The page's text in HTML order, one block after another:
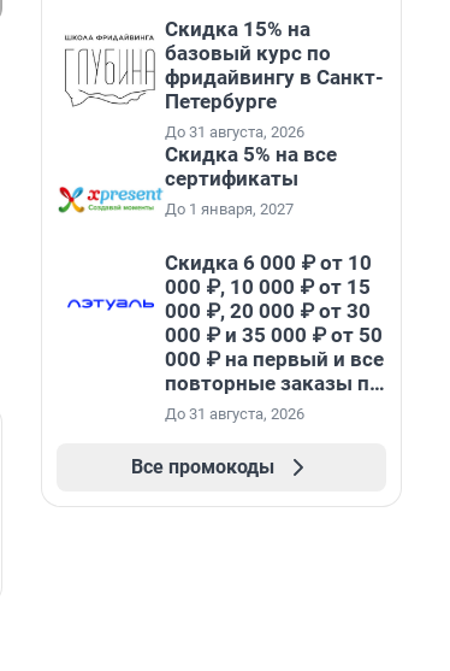
Скидка 15% на
базовый курс по
фридайвингу в Санкт-
Петербурге
До 31 августа, 2026
Скидка 5% на все
сертификаты
До 1 января, 2027
Скидка 6 000 ₽ от 10
000 ₽, 10 000 ₽ от 15
000 ₽, 20 000 ₽ от 30
000 ₽ и 35 000 ₽ от 50
000 ₽ на первый и все
повторные заказы по
промокоду НАБЕРИ
До 31 августа, 2026
Все промокоды